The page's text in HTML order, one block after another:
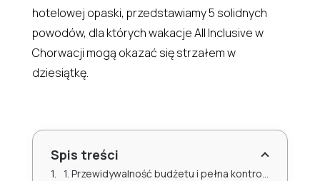
hotelowej opaski, przedstawiamy 5 solidnych
powodów, dla których wakacje All Inclusive w
Chorwacji mogą okazać się strzałem w
dziesiątkę.
Spis treści
1. Przewidywalność budżetu i pełna kontrola nad wydatkami